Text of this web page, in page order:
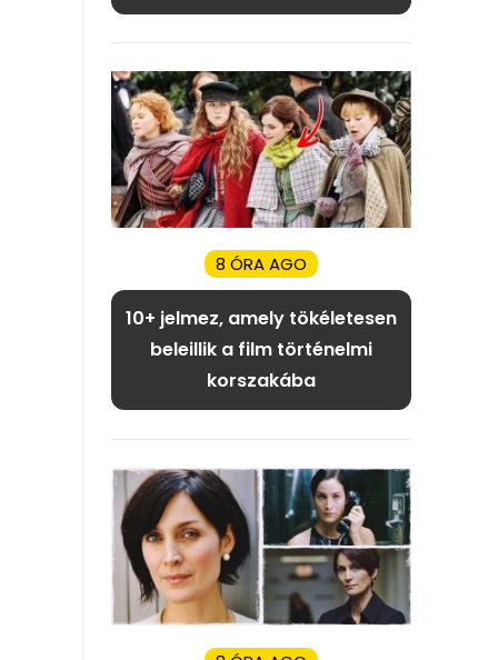
8 ÓRA AGO
10+ jelmez, amely tökéletesen
beleillik a film történelmi
korszakába